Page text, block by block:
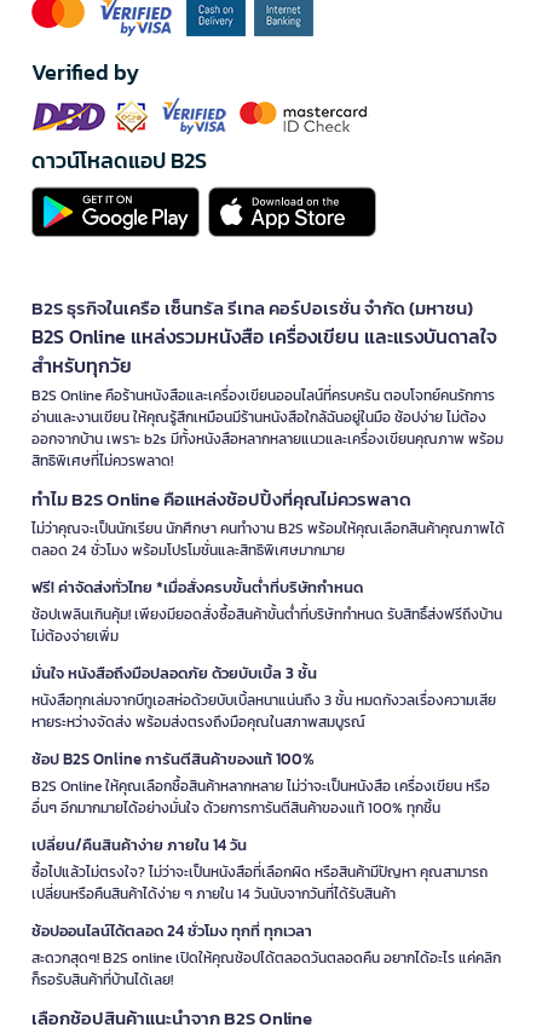
Verified by
ดาวน์โหลดแอป B2S
B2S ธุรกิจในเครือ เซ็นทรัล รีเทล คอร์ปอเรชั่น จำกัด (มหาชน)
B2S Online แหล่งรวมหนังสือ เครื่องเขียน และแรงบันดาลใจ
สำหรับทุกวัย
B2S Online คือร้านหนังสือและเครื่องเขียนออนไลน์ที่ครบครัน ตอบโจทย์คนรักการ
อ่านและงานเขียน ให้คุณรู้สึกเหมือนมีร้านหนังสือใกล้ฉันอยู่ในมือ ช้อปง่าย ไม่ต้อง
ออกจากบ้าน เพราะ b2s มีทั้งหนังสือหลากหลายแนวและเครื่องเขียนคุณภาพ พร้อม
สิทธิพิเศษที่ไม่ควรพลาด!
ทำไม B2S Online คือแหล่งช้อปปิ้งที่คุณไม่ควรพลาด
ไม่ว่าคุณจะเป็นนักเรียน นักศึกษา คนทำงาน B2S พร้อมให้คุณเลือกสินค้าคุณภาพได้
ตลอด 24 ชั่วโมง พร้อมโปรโมชั่นและสิทธิพิเศษมากมาย
ฟรี! ค่าจัดส่งทั่วไทย *เมื่อสั่งครบขั้นต่ำที่บริษัทกำหนด
ช้อปเพลินเกินคุ้ม! เพียงมียอดสั่งซื้อสินค้าขั้นต่ำที่บริษัทกำหนด รับสิทธิ์ส่งฟรีถึงบ้าน
ไม่ต้องจ่ายเพิ่ม
มั่นใจ หนังสือถึงมือปลอดภัย ด้วยบับเบิ้ล 3 ชั้น
หนังสือทุกเล่มจากบีทูเอสห่อด้วยบับเบิ้ลหนาแน่นถึง 3 ชั้น หมดกังวลเรื่องความเสีย
หายระหว่างจัดส่ง พร้อมส่งตรงถึงมือคุณในสภาพสมบูรณ์
ช้อป B2S Online การันตีสินค้าของแท้ 100%
B2S Online ให้คุณเลือกซื้อสินค้าหลากหลาย ไม่ว่าจะเป็นหนังสือ เครื่องเขียน หรือ
อื่นๆ อีกมากมายได้อย่างมั่นใจ ด้วยการการันตีสินค้าของแท้ 100% ทุกชิ้น
เปลี่ยน/คืนสินค้าง่าย ภายใน 14 วัน
ซื้อไปแล้วไม่ตรงใจ? ไม่ว่าจะเป็นหนังสือที่เลือกผิด หรือสินค้ามีปัญหา คุณสามารถ
เปลี่ยนหรือคืนสินค้าได้ง่าย ๆ ภายใน 14 วันนับจากวันที่ได้รับสินค้า
ช้อปออนไลน์ได้ตลอด 24 ชั่วโมง ทุกที่ ทุกเวลา
สะดวกสุดๆ! B2S online เปิดให้คุณช้อปได้ตลอดวันตลอดคืน อยากได้อะไร แค่คลิก
ก็รอรับสินค้าที่บ้านได้เลย!
เลือกช้อปสินค้าแนะนำจาก B2S Online